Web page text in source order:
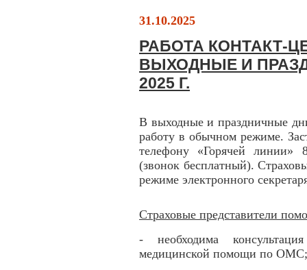
31.10.2025
РАБОТА КОНТАКТ-
ВЫХОДНЫЕ И
2025 Г.
В выходные и праздничные
работу в обычном режиме.
телефону «Горячей линии»
(звонок бесплатный).
режиме электронного
Страховые представители
- необходима
медицинской помощи по ОМС;